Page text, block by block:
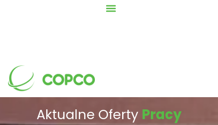
Aktualne Oferty Pracy